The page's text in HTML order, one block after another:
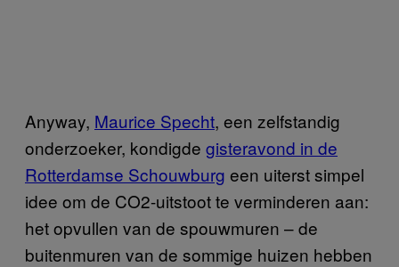
Anyway, Maurice Specht, een zelfstandig
onderzoeker, kondigde gisteravond in de
Rotterdamse Schouwburg een uiterst simpel
idee om de CO2-uitstoot te verminderen aan:
het opvullen van de spouwmuren – de
buitenmuren van de sommige huizen hebben